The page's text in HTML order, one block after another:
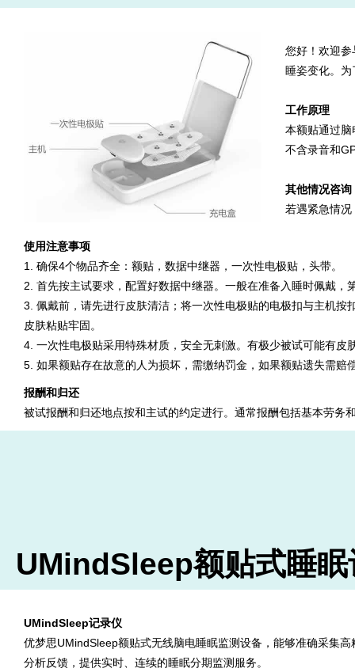
您好！欢迎
睡姿变化。
工作原理
本额贴通过
不含录音和
其他情况咨询
若遇紧急情
使用注意事项
1. 确保4个物品齐全：额贴，数据中继器，一次性电极贴，头带。
2. 首先按主试要求，配置好数据中继器。一般在准备入睡时佩戴，
3. 佩戴前，请先进行皮肤清洁；将一次性电极贴的电极扣与主机
皮肤粘贴牢固。
4. 一次性电极贴采用特殊材质，安全无刺激。有极少被试可能有
5. 如果额贴存在故意的人为损坏，需缴纳罚金，如果额贴遗失需赔
报酬和归还
被试报酬和归还地点按和主试的约定进行。通常报酬包括基本劳务
UMindSleep额贴式睡
UMindSleep记录仪
优梦思UMindSleep额贴式无线脑电睡眠监测设备，能够准确采集
分析反馈，提供实时、连续的睡眠分期监测服务。